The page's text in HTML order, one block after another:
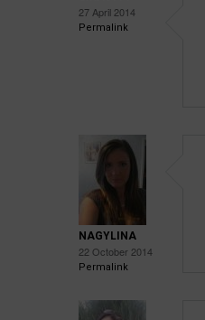
27 April 2014
Permalink
NAGYLINA
22 October 2014
Permalink